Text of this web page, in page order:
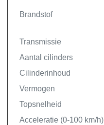
Brandstof
Transmissie
Aantal cilinders
Cilinderinhoud
Vermogen
Topsnelheid
Acceleratie (0-100 km/h)